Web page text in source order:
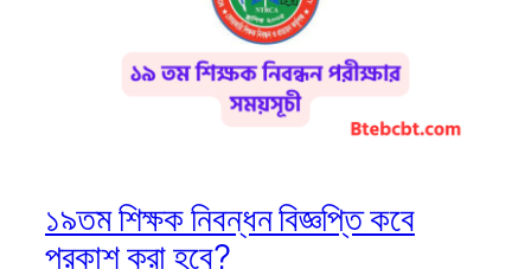
১৯তম শিক্ষক নিবন্ধন বিজ্ঞপ্তি কবে
প্রকাশ করা হবে?